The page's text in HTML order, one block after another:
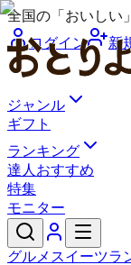
全国の「おいしい
ログイン
新
ジャンル
ギフト
ランキング
達人おすすめ
特集
モニター
グルメ スイーツラ